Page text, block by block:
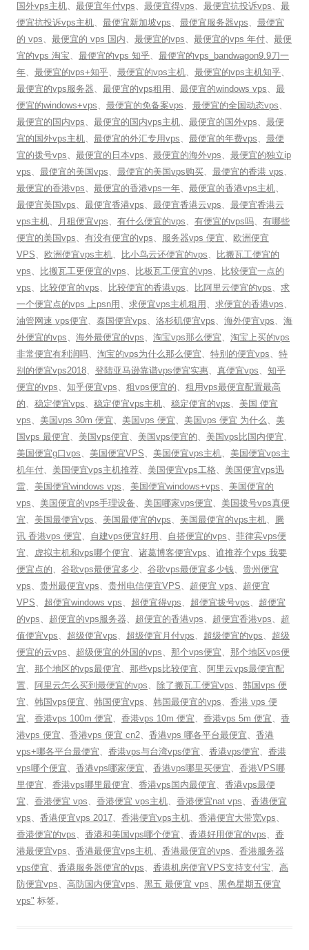
国外vps主机、 最便宜年付vps、 最便宜得vps、 最便宜抗投诉vps、 最
便宜抗投诉vps主机、 最便宜新加坡vps、 最便宜服务器vps、 最便宜
的 vps、 最便宜的 vps 国内、 最便宜的vps、 最便宜的vps 年付、 最便
宜的vps 淘宝、 最便宜的vps 知乎、 最便宜的vps_bandwagon9.9刀一
年、 最便宜的vps+知乎、 最便宜的vps主机、 最便宜的vps主机知乎、
最便宜的vps服务器、 最便宜的vps租用 、 最便宜的windows vps、 最
便宜的windows+vps、 最便宜的免备案vps、 最便宜的全国动态vps、
最便宜的国内vps、 最便宜的国内vps主机、 最便宜的国外vps、 最便
宜的国外vps主机、 最便宜的外汇专用vps、 最便宜的年费vps、 最便
宜的拨号vps、 最便宜的日本vps、 最便宜的海外vps、 最便宜的独立ip
vps、 最便宜的美国vps、 最便宜的美国vps购买、 最便宜的香港 vps、
最便宜的香港vps、 最便宜的香港vps一年、 最便宜的香港vps主机、
最便宜美国vps、 最便宜香港vps、 最便宜香港云vps、 最便宜香港云
vps主机、 月租便宜vps、 有什么便宜的vps、 有便宜的vps吗、 有哪些
便宜的美国vps、 有没有便宜的vps、 服务器vps 便宜、 欧洲便宜
VPS、 欧洲便宜vps主机、 比小鸟云还便宜的vps、
比搬瓦工便宜的
vps、 比搬瓦工更便宜的vps、 比板瓦工便宜的vps、
比较便宜一点的
vps、 比较便宜的vps、 比较便宜的香港vps、 比阿里云便宜的vps、 求
一个便宜点的vps 上psn用 、 求便宜vps主机租用 、 求便宜的香港vps、
油管网速 vps便宜、 泰国便宜vps、 洛杉矶便宜vps、 海外便宜vps、 海
外便宜的vps、 海外最便宜的vps、 淘宝vps那么便宜、 淘宝上买的vps
非常便宜有利润吗、 淘宝的vps为什么那么便宜、 特别的便宜vps、 特
别的便宜vps2018、 登陆亚马逊靠谱vps便宜实惠、 真便宜vps、 知乎
便宜的vps、 知乎便宜vps、 租vps便宜的、 租用vps最便宜配置最高
的、 稳定便宜vps、 稳定便宜vps主机、 稳定便宜的vps、 美国 便宜
vps、 美国vps 30m 便宜、 美国vps 便宜、 美国vps 便宜 为什么、 美
国vps 最便宜、 美国vps便宜、 美国vps便宜的、 美国vps比国内便宜、
美国便宜g口vps、 美国便宜VPS、 美国便宜vps主机、 美国便宜vps主
机年付、 美国便宜vps主机推荐、 美国便宜vps工格、 美国便宜vps迅
雷、 美国便宜windows vps、 美国便宜windows+vps、 美国便宜的
vps、 美国便宜的vps手理设备、 美国哪家vps便宜、 美国拨号vps真便
宜、 美国最便宜vps、 美国最便宜的vps、 美国最便宜的vps主机、 腾
讯 香港vps 便宜、 自建vps便宜好用 、 自搭便宜的vps、 菲律宾vps便
宜、 虚拟主机和vps哪个便宜、 诸葛博客便宜vps、 谁推荐个vps 我要
便宜点的、 谷歌vps最便宜多少、 谷歌vps最便宜多少钱、 贵州便宜
vps、 贵州最便宜vps、 贵州电信便宜VPS、 超便宜 vps、 超便宜
VPS、 超便宜windows vps、 超便宜得vps、 超便宜拨号vps、 超便宜
的vps、 超便宜的vps服务器、 超便宜的香港vps、 超便宜香港vps、 超
值便宜vps、 超级便宜vps、 超级便宜月付vps、 超级便宜的vps、 超级
便宜的云vps、 超级便宜的外国的vps、 那个vps便宜、 那个地区vps便
宜、 那个地区的vps最便宜、 那些vps比较便宜、 阿里云vps最便宜配
置、 阿里云怎么买到最便宜的vps、 除了搬瓦工便宜vps、 韩国vps 便
宜、 韩国vps便宜、 韩国便宜vps、 韩国最便宜的vps、 香港 vps 便
宜、 香港vps 100m 便宜、 香港vps 10m 便宜、 香港vps 5m 便宜、 香
港vps 便宜、 香港vps 便宜 cn2、 香港vps 哪各平台最便宜、 香港
vps+哪各平台最便宜、 香港vps与台湾vps便宜、 香港vps便宜、 香港
vps哪个便宜、 香港vps哪家便宜、 香港vps哪里买便宜、 香港VPS哪
里便宜、 香港vps哪里最便宜、 香港vps国内最便宜、 香港vps最便
宜、 香港便宜 vps、 香港便宜 vps主机、 香港便宜nat vps、 香港便宜
vps、 香港便宜vps 2017、 香港便宜vps主机、 香港便宜大带宽vps、
香港便宜的vps、 香港和美国vps哪个便宜、 香港好用便宜的vps、 香
港最便宜vps、 香港最便宜vps主机、 香港最便宜的vps、 香港服务器
vps便宜、 香港服务器便宜的vps、 香港机房便宜VPS支持支付宝、 高
防便宜vps、 高防国内便宜vps、 黑五 最便宜 vps、 黑色星期五便宜
vps" 标签。